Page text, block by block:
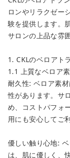
ロンやリラクゼー
験を提供します。
サロンの上品な雰
1. CKLのベロアト
1.1 上質なベロア
耐久性: ベロア素
性があります。サ
め、コストパフォ
用にも安心してご
優しい触り心地:
は、肌に優しく、